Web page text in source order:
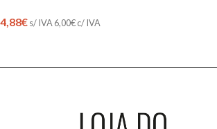
4,88€s/ IVA 6,00€c/ IVA